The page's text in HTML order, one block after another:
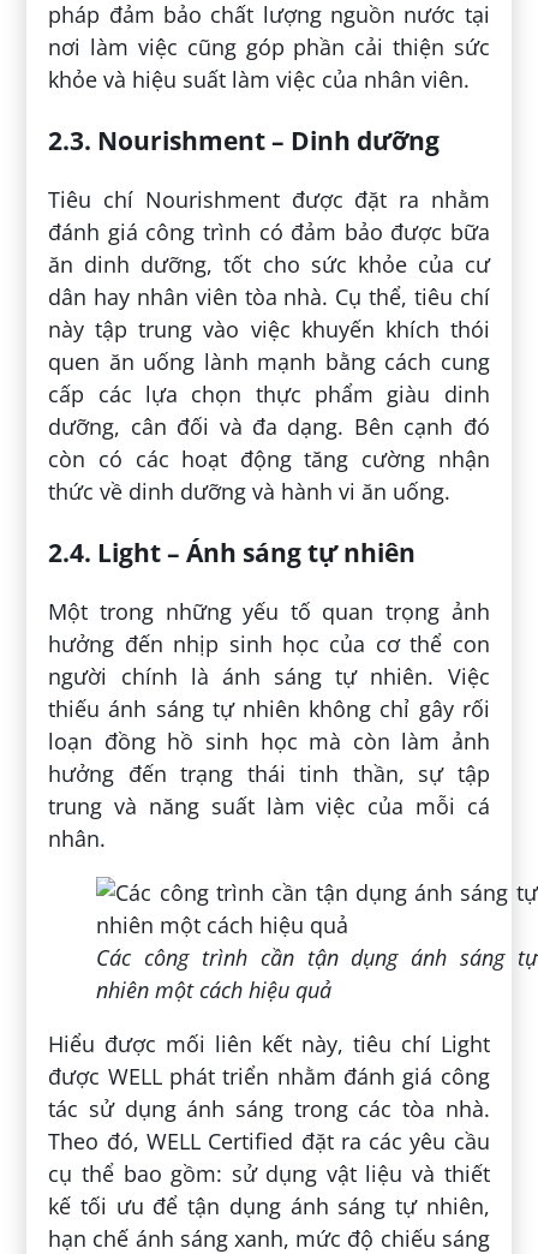
pháp đảm bảo chất lượng nguồn nước tại
nơi làm việc cũng góp phần cải thiện sức
khỏe và hiệu suất làm việc của nhân viên.
2.3. Nourishment – Dinh dưỡng
Tiêu chí Nourishment được đặt ra nhằm
đánh giá công trình có đảm bảo được bữa
ăn dinh dưỡng, tốt cho sức khỏe của cư
dân hay nhân viên tòa nhà. Cụ thể, tiêu chí
này tập trung vào việc khuyến khích thói
quen ăn uống lành mạnh bằng cách cung
cấp các lựa chọn thực phẩm giàu dinh
dưỡng, cân đối và đa dạng. Bên cạnh đó
còn có các hoạt động tăng cường nhận
thức về dinh dưỡng và hành vi ăn uống.
2.4. Light – Ánh sáng tự nhiên
Một trong những yếu tố quan trọng ảnh
hưởng đến nhịp sinh học của cơ thể con
người chính là ánh sáng tự nhiên. Việc
thiếu ánh sáng tự nhiên không chỉ gây rối
loạn đồng hồ sinh học mà còn làm ảnh
hưởng đến trạng thái tinh thần, sự tập
trung và năng suất làm việc của mỗi cá
nhân.
Các công trình cần tận dụng ánh sáng tự
nhiên một cách hiệu quả
Hiểu được mối liên kết này, tiêu chí Light
được WELL phát triển nhằm đánh giá công
tác sử dụng ánh sáng trong các tòa nhà.
Theo đó, WELL Certified đặt ra các yêu cầu
cụ thể bao gồm: sử dụng vật liệu và thiết
kế tối ưu để tận dụng ánh sáng tự nhiên,
hạn chế ánh sáng xanh, mức độ chiếu sáng